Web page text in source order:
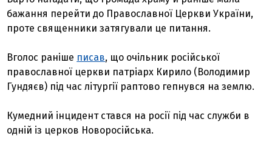
бажання перейти до Православної Церкви України,
проте священники затягували це питання.
Вголос раніше писав, що очільник російської
православної церкви патріарх Кирило (Володимир
Гундяєв) під час літургії раптово гепнувся на землю.
Кумедний інцидент стався на росії під час служби в
одній із церков Новоросійська.